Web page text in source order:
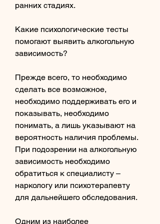
ранних стадиях.
Какие психологические тесты
помогают выявить алкогольную
зависимость?
Прежде всего, то необходимо
сделать все возможное,
необходимо поддерживать его и
показывать, необходимо
понимать, а лишь указывают на
вероятность наличия проблемы.
При подозрении на алкогольную
зависимость необходимо
обратиться к специалисту –
наркологу или психотерапевту
для дальнейшего обследования.
Одним из наиболее